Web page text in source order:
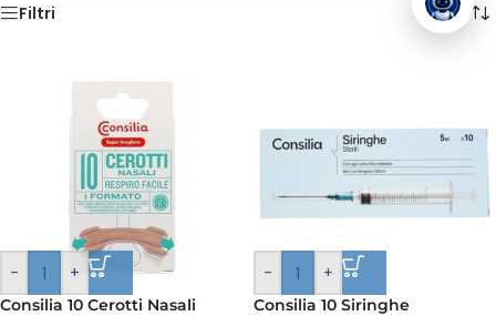
Filtri
- +
Consilia 10 Cerotti Nasali
- +
Consilia 10 Siringhe